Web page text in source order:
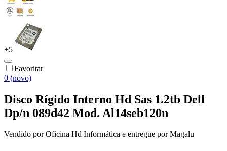
+5
Favoritar
0 (novo)
Disco Rígido Interno Hd Sas 1.2tb Dell
Dp/n 089d42 Mod. Al14seb120n
Vendido porOficina Hd Informática e entregue por Magalu